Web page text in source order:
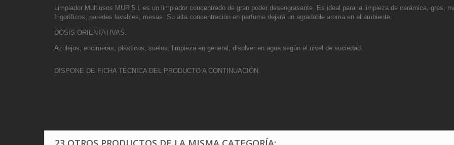
Limpiador Multiusos MUR 5 L es un limpiador concentrado de gran poder desengrasante. Es ideal para la limpieza de cerámica, gres,
frigoríficos, paredes lavables, mesas. Su alta concentración en perfume dejará un agradable aroma en el ambiente.
DOSIS ORIENTATIVAS.
Azulejos, encimeras, plásticos, suelos, limpieza en general, disolver en agua según el nivel de suciedad.
DISPONE DE FICHA TÉCNICA DEL PRODUCTO A CONTINUACIÓN.